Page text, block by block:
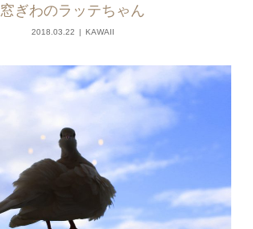
窓ぎわのラッテちゃん
2018.03.22 KAWAII